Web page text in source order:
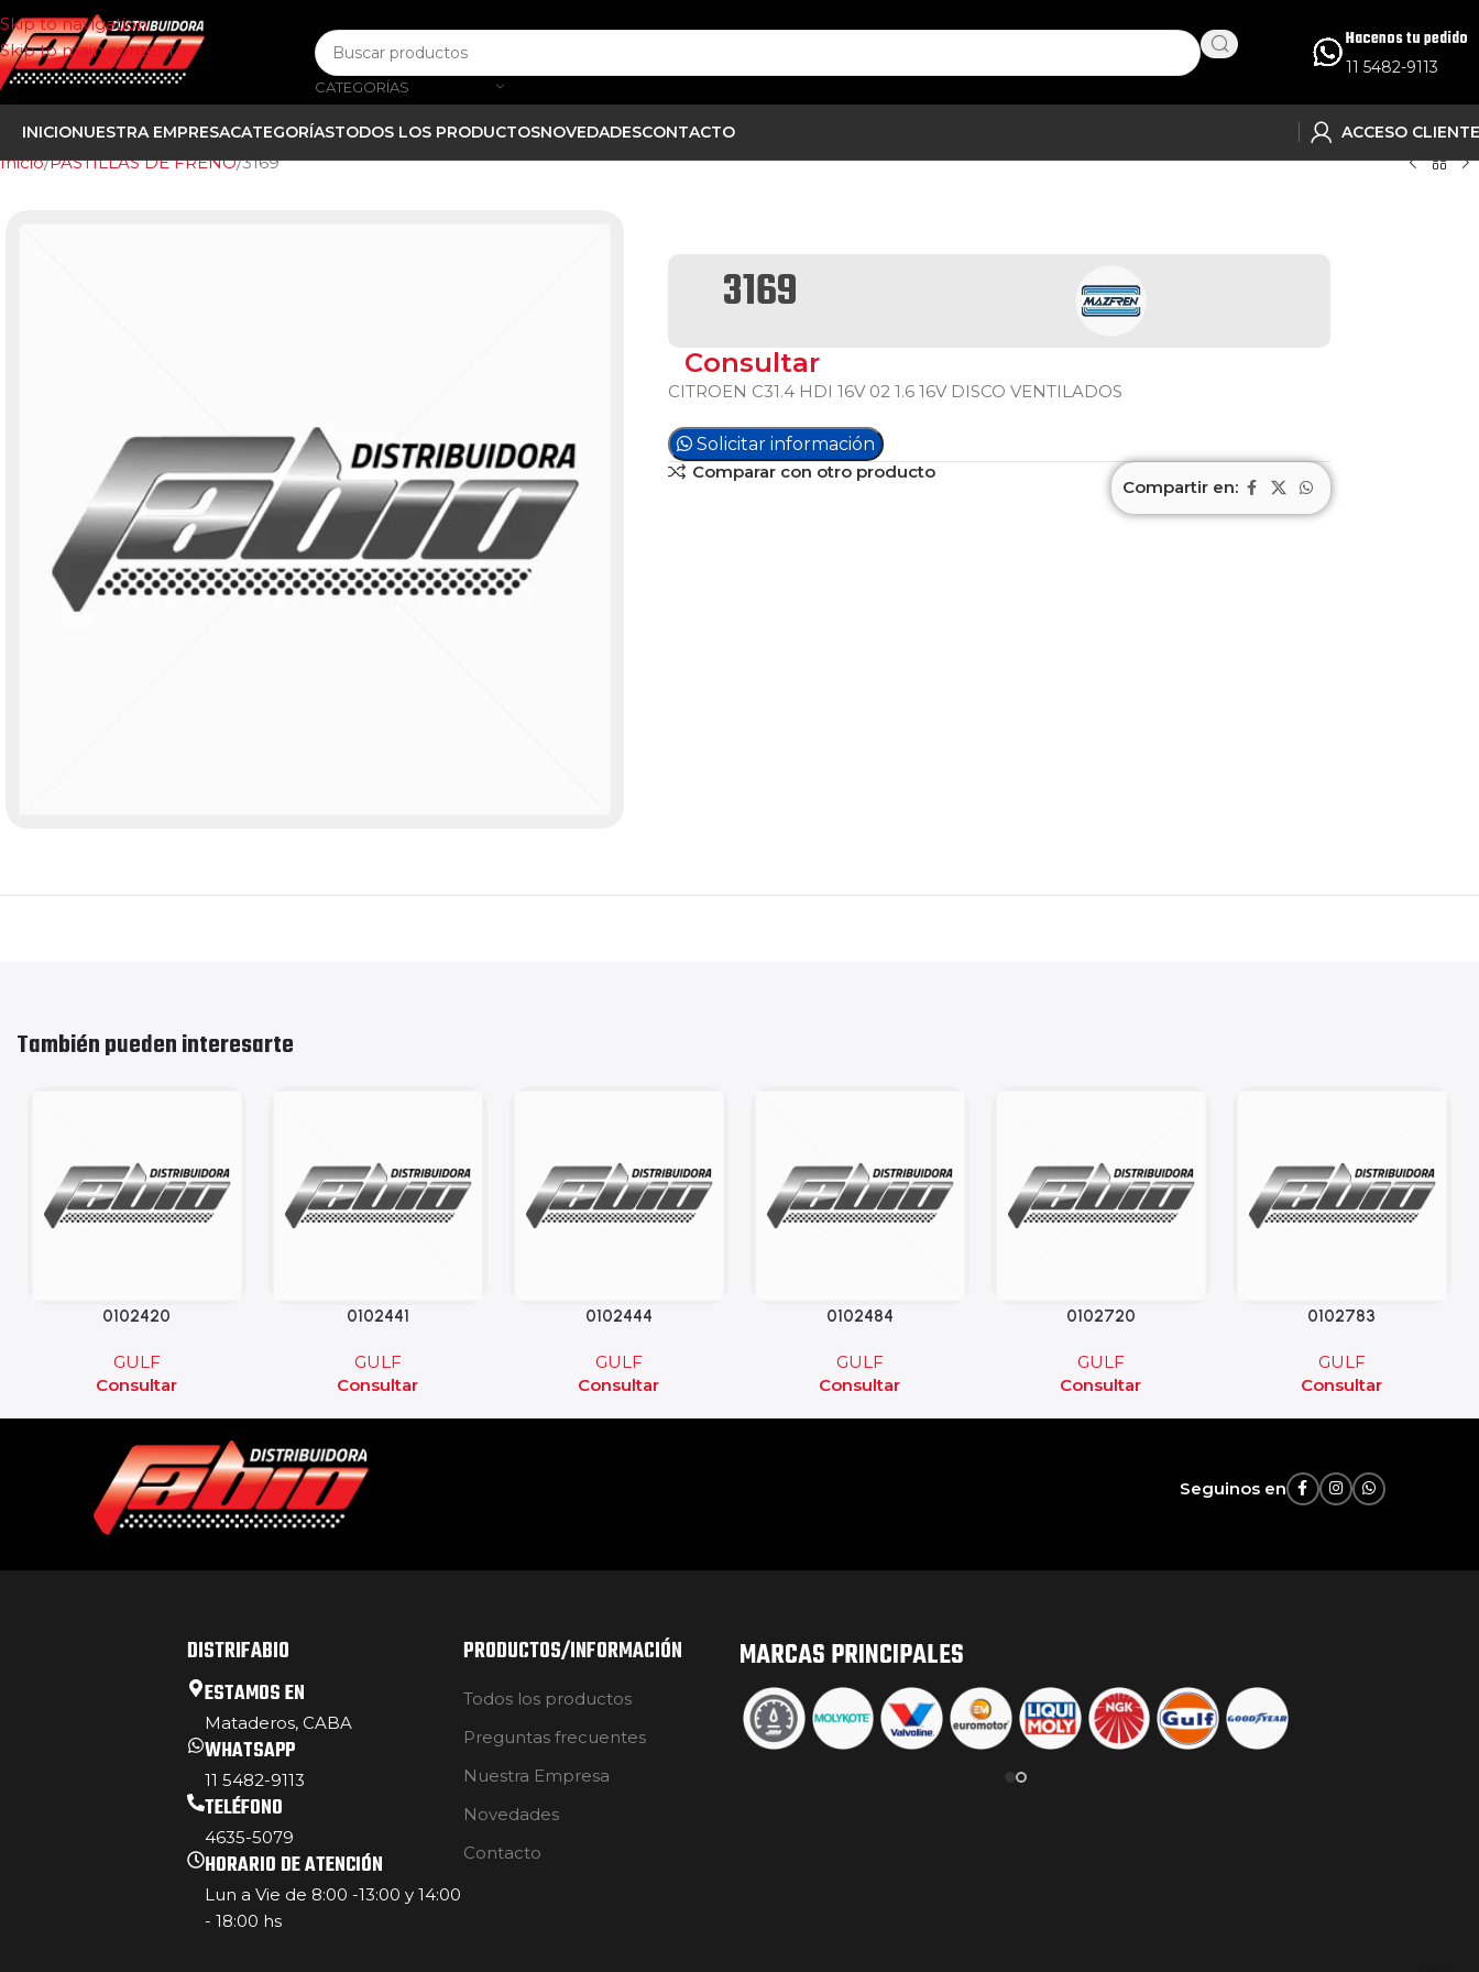
Skip to navigation
Skip to main content
CATEGORÍAS
Hacenos tu pedido
11 5482-9113
INICIONUESTRA EMPRESACATEGORÍASTODOS LOS PRODUCTOSNOVEDADESCONTACTO ACCESO
Inicio PASTILLAS DE FRENO 3169
3169
Consultar
CITROEN C31.4 HDI 16V 02 1.6 16V DISCO VENTILADOS
Solicitar información
Comparar con otro producto
Compartir en:
También pueden interesarte
0102420
GULF
Consultar
0102441
GULF
Consultar
0102444
GULF
Consultar
0102484
GULF
Consultar
0102720
GULF
Consultar
0102783
GULF
Consultar
Seguinos en
DISTRIFABIO
ESTAMOS EN
Mataderos, CABA
WHATSAPP
11 5482-9113
TELÉFONO
4635-5079
HORARIO DE ATENCIÓN
Lun a Vie de 8:00 -13:00 y 14:00
- 18:00 hs
PRODUCTOS/INFORMACIÓN
Todos los productos
Preguntas frecuentes
Nuestra Empresa
Novedades
Contacto
MARCAS PRINCIPALES